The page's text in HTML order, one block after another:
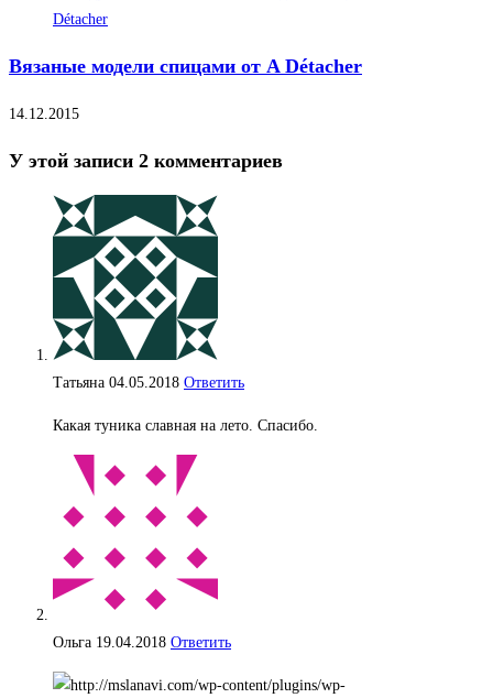
Вязаные модели спицами от A Détacher
14.12.2015
У этой записи 2 комментариев
Татьяна 04.05.2018 Ответить
Какая туника славная на лето. Спасибо.
Ольга 19.04.2018 Ответить